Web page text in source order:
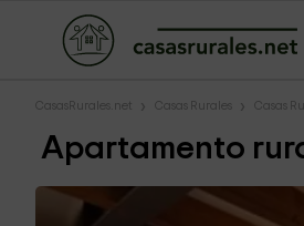
CasasRurales.net Casas Rurales Casas
Apartamento